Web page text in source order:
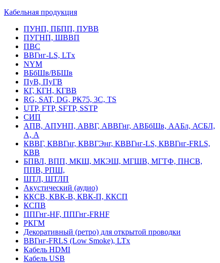
Кабельная продукция
ПУНП, ПБПП, ПУВВ
ПУГНП, ШВВП
ПВС
ВВГнг-LS, LTx
NYM
ВБбШв/ВБШв
ПуВ, ПуГВ
КГ, КГН, КГВВ
RG, SAT, DG, РК75, 3С, TS
UTP, FTP, SFTP, SSTP
СИП
АПВ, АПУНП, АВВГ, АВВГнг, АВБбШв, ААБл, АСБЛ,
А, А
КВВГ, КВВГнг, КВВГЭнг, КВВГнг-LS, КВВГнг-FRLS,
КВВ
БПВЛ, ВПП, МКШ, МКЭШ, МГШВ, МГТФ, ПНСВ,
ППВ, РПШ,
ШТЛ, ШТЛП
Акустический (аудио)
ККСВ, КВК-В, КВК-П, ККСП
КСПВ
ППГнг-HF, ППГнг-FRHF
РКГМ
Декоративный (ретро) для открытой проводки
ВВГнг-FRLS (Low Smoke), LTx
Кабель HDMI
Кабель USB